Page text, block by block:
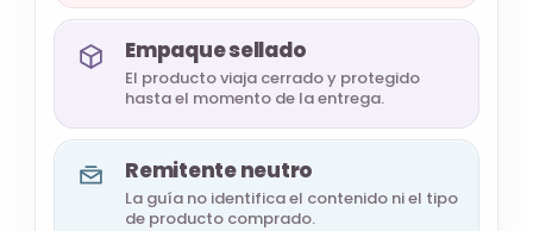
Empaque sellado
El producto viaja cerrado y protegido
hasta el momento de la entrega.
Remitente neutro
La guía no identifica el contenido ni el tipo
de producto comprado.